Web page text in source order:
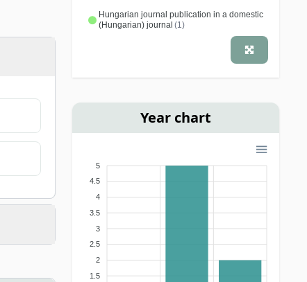
Hungarian journal publication in a domestic
(Hungarian) journal (1)
Year chart
5
4.5
4
3.5
3
2.5
2
1.5